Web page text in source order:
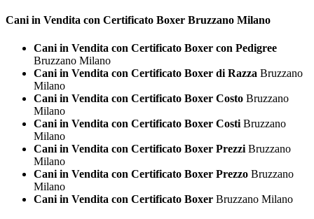
Cani in Vendita con Certificato Boxer Bruzzano Milano
Cani in Vendita con Certificato Boxer con Pedigree
Bruzzano Milano
Cani in Vendita con Certificato Boxer di Razza Bruzzano
Milano
Cani in Vendita con Certificato Boxer Costo Bruzzano
Milano
Cani in Vendita con Certificato Boxer Costi Bruzzano
Milano
Cani in Vendita con Certificato Boxer Prezzi Bruzzano
Milano
Cani in Vendita con Certificato Boxer Prezzo Bruzzano
Milano
Cani in Vendita con Certificato Boxer Bruzzano Milano